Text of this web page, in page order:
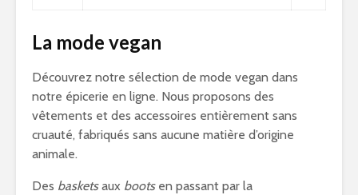
La mode vegan
Découvrez notre sélection de mode vegan dans
notre épicerie en ligne. Nous proposons des
vêtements et des accessoires entièrement sans
cruauté, fabriqués sans aucune matière d’origine
animale.
Des basketsaux bootsen passant par la